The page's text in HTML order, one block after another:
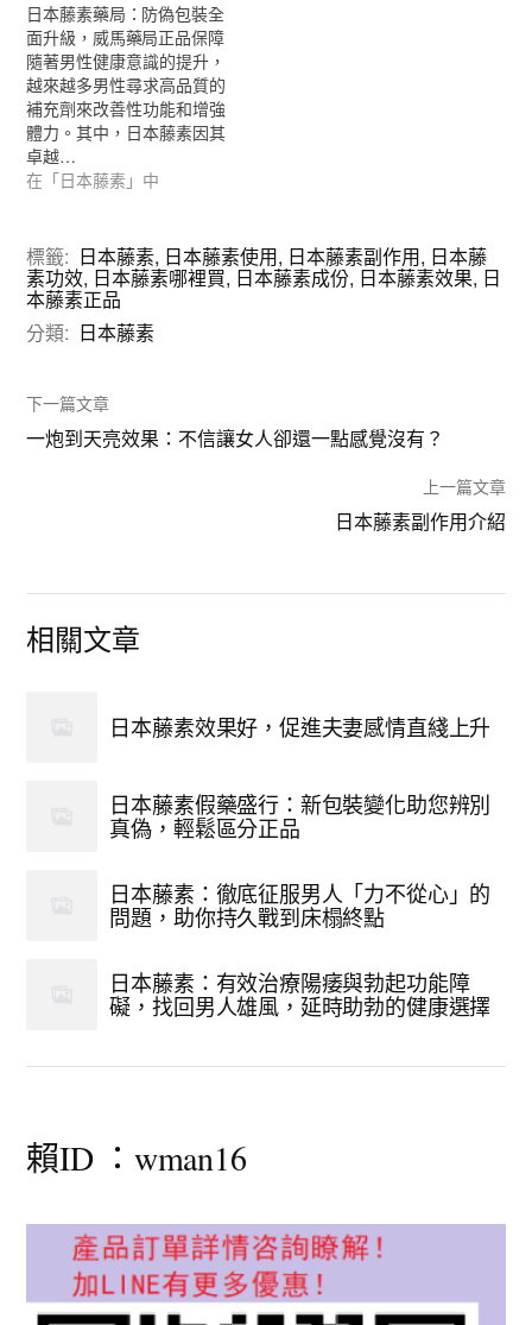
日本藤素藥局：防偽包裝全
面升級，威馬藥局正品保障
隨著男性健康意識的提升，
越來越多男性尋求高品質的
補充劑來改善性功能和增強
體力。其中，日本藤素因其
卓越…
在「日本藤素」中
標籤: 日本藤素, 日本藤素使用, 日本藤素副作用, 日本藤
素功效, 日本藤素哪裡買, 日本藤素成份, 日本藤素效果, 日
本藤素正品
分類: 日本藤素
下一篇文章
一炮到天亮效果：不信讓女人卻還一點感覺沒有？
上一篇文章
日本藤素副作用介紹
相關文章
日本藤素效果好，促進夫妻感情直綫上升
日本藤素假藥盛行：新包裝變化助您辨別
真偽，輕鬆區分正品
日本藤素：徹底征服男人「力不從心」的
問題，助你持久戰到床榻終點
日本藤素：有效治療陽痿與勃起功能障
礙，找回男人雄風，延時助勃的健康選擇
賴ID ：wman16